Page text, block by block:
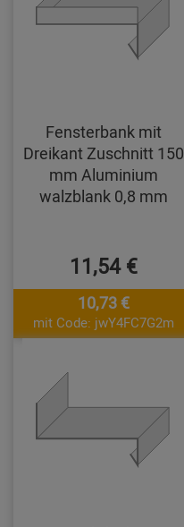
Fensterbank mit
Dreikant Zuschnitt 150
mm Aluminium
walzblank 0,8 mm
11,54 €
10,73 €
mit Code: jwY4FC7G2m